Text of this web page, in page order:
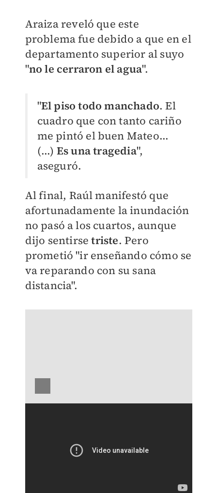
Araiza reveló que este
problema fue debido a que en el
departamento superior al suyo
"no le cerraron el agua".
"El piso todo manchado. El
cuadro que con tanto cariño
me pintó el buen Mateo...
(...) Es una tragedia",
aseguró.
Al final, Raúl manifestó que
afortunadamente la inundación
no pasó a los cuartos, aunque
dijo sentirse triste. Pero
prometió "ir enseñando cómo se
va reparando con su sana
distancia".